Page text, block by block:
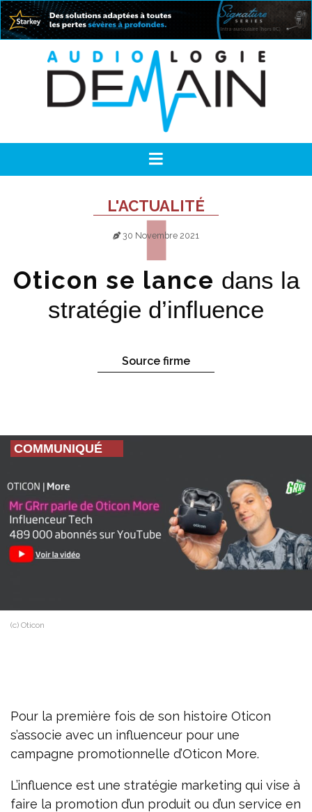
L'ACTUALITÉ
30 Novembre 2021
Oticon se lance dans la
stratégie d’influence
Source firme
COMMUNIQUÉ
(c) Oticon
Pour la première fois de son histoire Oticon
s’associe avec un influenceur pour une
campagne promotionnelle d’Oticon More.
L’influence est une stratégie marketing qui vise à
faire la promotion d’un produit ou d’un service en